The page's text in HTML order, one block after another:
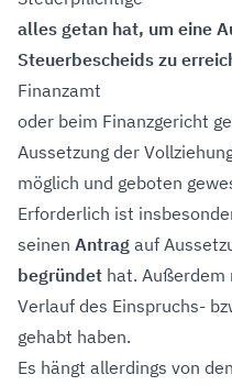
alles getan hat, um eine
Steuerbescheids zu
Finanzamt
oder beim Finanzgericht
Aussetzung der
möglich und geboten
Erforderlich ist
seinen Antrag auf
begründet hat. Außerdem
Verlauf des Einspruchs-
gehabt haben.
Es hängt allerdings von